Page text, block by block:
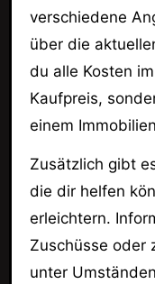
verschiedene
über die
du alle Kosten
Kaufpreis,
einem
Zusätzlich gibt
die dir helfen
erleichtern.
Zuschüsse oder
unter